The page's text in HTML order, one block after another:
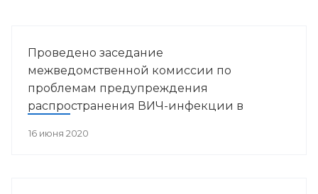
Проведено заседание
межведомственной комиссии по
проблемам предупреждения
распространения ВИЧ-инфекции в
16 июня 2020